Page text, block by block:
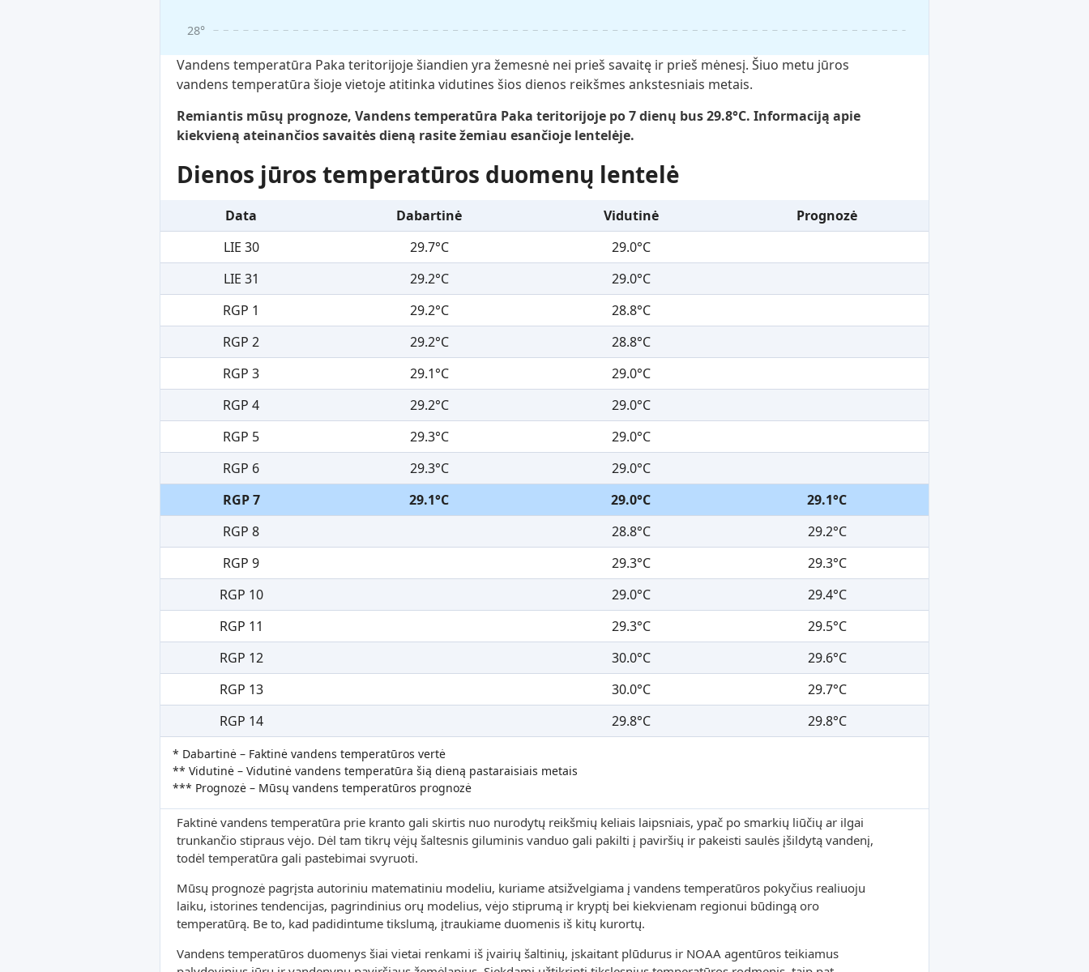
28°
Vandens temperatūra Paka teritorijoje šiandien yra žemesnė nei prieš savaitę ir prieš mėnesį. Šiuo metu jūros
vandens temperatūra šioje vietoje atitinka vidutines šios dienos reikšmes ankstesniais metais.
Remiantis mūsų prognoze, Vandens temperatūra Paka teritorijoje po 7 dienų bus 29.8°C. Informaciją apie
kiekvieną ateinančios savaitės dieną rasite žemiau esančioje lentelėje.
Dienos jūros temperatūros duomenų lentelė
Data Dabartinė Vidutinė
Prognozė
LIE 30
29.7°C
29.0°C
LIE 31
29.2°C
29.0°C
RGP 1
29.2°C
28.8°C
RGP 2
29.2°C
28.8°C
RGP 3
29.1°C
29.0°C
RGP 4
29.2°C
29.0°C
RGP 5
29.3°C
29.0°C
RGP 6
29.3°C
29.0°C
RGP 7
29.1°C 29.0°C
29.1°C
RGP 8
28.8°C
29.2°C
RGP 9
29.3°C
29.3°C
RGP 10
29.0°C
29.4°C
RGP 11
29.3°C
29.5°C
RGP 12
30.0°C
29.6°C
RGP 13
30.0°C
29.7°C
RGP 14
29.8°C 29.8°C
* Dabartinė – Faktinė vandens temperatūros vertė
** Vidutinė – Vidutinė vandens temperatūra šią dieną pastaraisiais metais
*** Prognozė – Mūsų vandens temperatūros prognozė
Faktinė vandens temperatūra prie kranto gali skirtis nuo nurodytų reikšmių keliais laipsniais, ypač po smarkių liūčių ar ilgai
trunkančio stipraus vėjo. Dėl tam tikrų vėjų šaltesnis giluminis vanduo gali pakilti į paviršių ir pakeisti saulės įšildytą vandenį,
todėl temperatūra gali pastebimai svyruoti.
Mūsų prognozė pagrįsta autoriniu matematiniu modeliu, kuriame atsižvelgiama į vandens temperatūros pokyčius realiuoju
laiku, istorines tendencijas, pagrindinius orų modelius, vėjo stiprumą ir kryptį bei kiekvienam regionui būdingą oro
temperatūrą. Be to, kad padidintume tikslumą, įtraukiame duomenis iš kitų kurortų.
Vandens temperatūros duomenys šiai vietai renkami iš įvairių šaltinių, įskaitant plūdurus ir NOAA agentūros teikiamus